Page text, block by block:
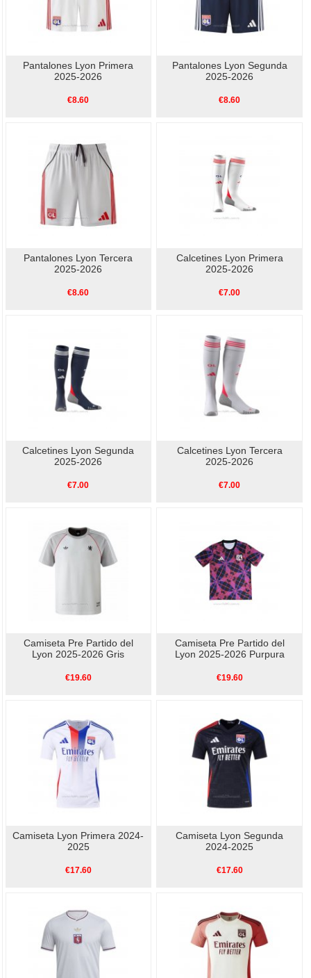
Pantalones Lyon Primera
2025-2026
€8.60
Pantalones Lyon Segunda
2025-2026
€8.60
Pantalones Lyon Tercera
2025-2026
€8.60
Calcetines Lyon Primera
2025-2026
€7.00
Calcetines Lyon Segunda
2025-2026
€7.00
Calcetines Lyon Tercera
2025-2026
€7.00
Camiseta Pre Partido del
Lyon 2025-2026 Gris
€19.60
Camiseta Pre Partido del
Lyon 2025-2026 Purpura
€19.60
Camiseta Lyon Primera 2024-
2025
€17.60
Camiseta Lyon Segunda
2024-2025
€17.60